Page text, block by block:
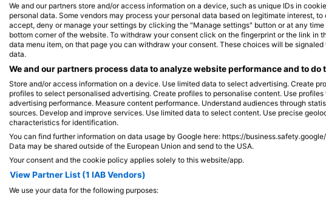
We and our partners store and/or access information on a device, such as unique IDs in
personal data. Some vendors may process your personal data based on legitimate interest,
accept, deny or manage your settings by clicking the "Manage settings" button or at any
bottom corner of the website. To withdraw your consent click on the fingerprint or the link in
data menu item, on that page you can withdraw your consent. These choices will be
data.
We and our partners process data to analyze website performance and to do
Store and/or access information on a device. Use limited data to select advertising. Create
profiles to select personalised advertising. Create profiles to personalise content. Use
advertising performance. Measure content performance. Understand audiences through
sources. Develop and improve services. Use limited data to select content. Use precise
characteristics for identification.
You can find further information on data usage by Google here: https://
Data may be shared outside of the European Union and send to the USA.
Your consent and the cookie policy applies solely to this website/app.
View Partner List (1 IAB Vendors)
We use your data for the following purposes: